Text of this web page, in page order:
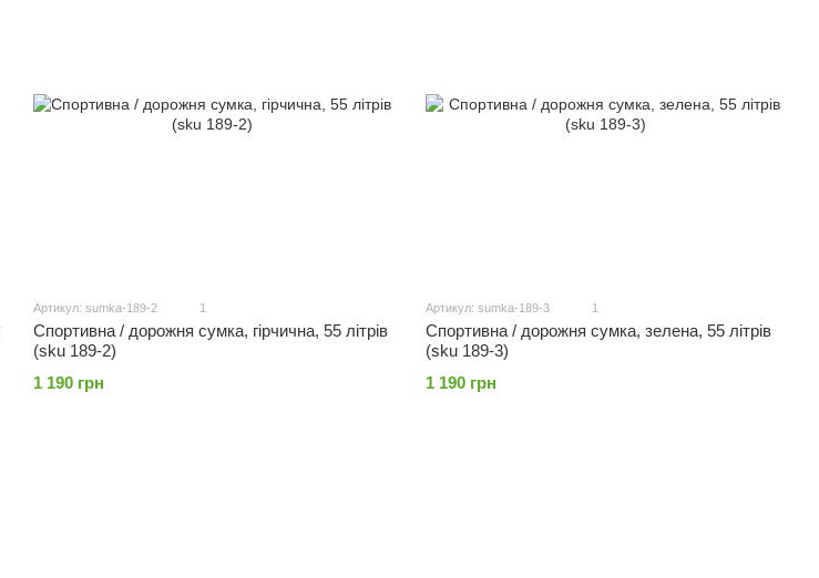
Артикул: sumka-189-2 1
Спортивна / дорожня сумка, гірчична, 55 літрів
(sku 189-2)
1 190 грн
Артикул: sumka-189-3 1
Спортивна / дорожня сумка, зелена, 55 літрів
(sku 189-3)
1 190 грн